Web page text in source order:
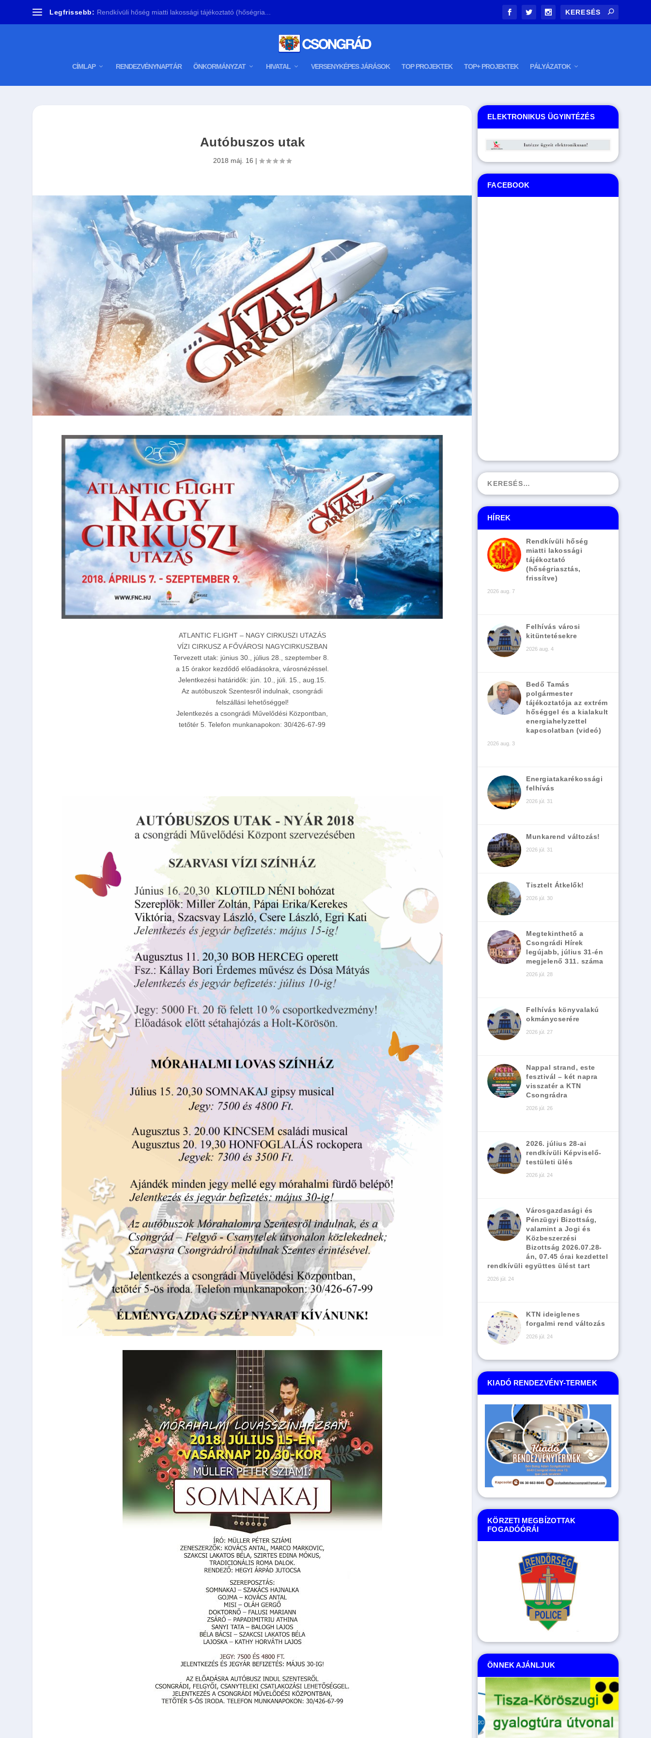
Legfrissebb: Rendkívüli hőség miatti lakossági tájékoztató (hőségria...
CÍMLAP RENDEZVÉNYNAPTÁR ÖNKORMÁNYZAT HIVATAL VERSENYKÉPES JÁRÁSOK TOP PROJEKTEK TOP+ PROJEKTEK PÁLYÁZATOK
Autóbuszos utak
2018 máj. 16 |
ATLANTIC FLIGHT – NAGY CIRKUSZI UTAZÁS
VÍZI CIRKUSZ A FŐVÁROSI NAGYCIRKUSZBAN
Tervezett utak: június 30., július 28., szeptember 8.
a 15 órakor kezdődő előadásokra, városnézéssel.
Jelentkezési határidők: jún. 10., júli. 15., aug.15.
Az autóbuszok Szentesről indulnak, csongrádi
felszállási lehetőséggel!
Jelentkezés a csongrádi Művelődési Központban,
tetőtér 5. Telefon munkanapokon: 30/426-67-99
ELEKTRONIKUS ÜGYINTÉZÉS
FACEBOOK
HÍREK
Rendkívüli hőség
miatti lakossági
tájékoztató
(hőségriasztás,
frissítve)
2026 aug. 7
Felhívás városi
kitüntetésekre
2026 aug. 4
Bedő Tamás
polgármester
tájékoztatója az extrém
hőséggel és a kialakult
energiahelyzettel
kapcsolatban (videó)
2026 aug. 3
Energiatakarékossági
felhívás
2026 júl. 31
Munkarend változás!
2026 júl. 31
Tisztelt Átkelők!
2026 júl. 30
Megtekinthető a
Csongrádi Hírek
legújabb, július 31-én
megjelenő 311. száma
2026 júl. 28
Felhívás könyvalakú
okmánycserére
2026 júl. 27
Nappal strand, este
fesztivál – két napra
visszatér a KTN
Csongrádra
2026 júl. 26
2026. július 28-ai
rendkívüli Képviselő-
testületi ülés
2026 júl. 24
Városgazdasági és
Pénzügyi Bizottság,
valamint a Jogi és
Közbeszerzési
Bizottság 2026.07.28-
án, 07.45 órai kezdettel
rendkívüli együttes ülést tart
2026 júl. 24
KTN ideiglenes
forgalmi rend változás
2026 júl. 24
KIADÓ RENDEZVÉNY-TERMEK
KÖRZETI MEGBÍZOTTAK
FOGADÓÓRÁI
ÖNNEK AJÁNLJUK